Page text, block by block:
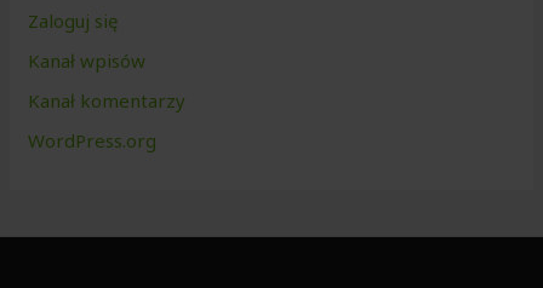
Zaloguj się
Kanał wpisów
Kanał komentarzy
WordPress.org